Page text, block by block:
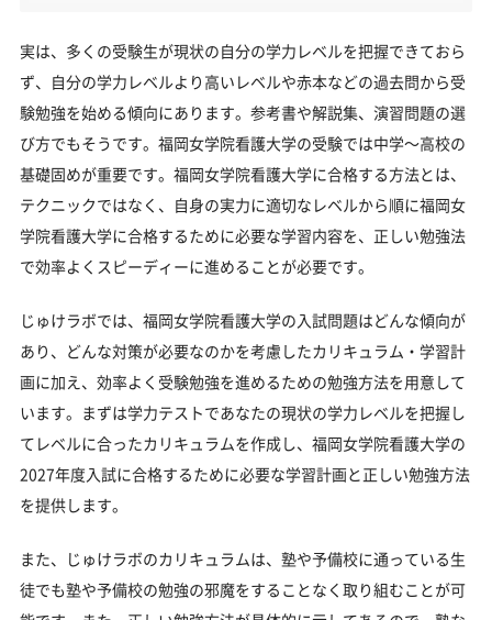
実は、多くの受験生が現状の自分の学力レベルを把握できておら
ず、自分の学力レベルより高いレベルや赤本などの過去問から受
験勉強を始める傾向にあります。参考書や解説集、演習問題の選
び方でもそうです。福岡女学院看護大学の受験では中学～高校の
基礎固めが重要です。福岡女学院看護大学に合格する方法とは、
テクニックではなく、自身の実力に適切なレベルから順に福岡女
学院看護大学に合格するために必要な学習内容を、正しい勉強法
で効率よくスピーディーに進めることが必要です。
じゅけラボでは、福岡女学院看護大学の入試問題はどんな傾向が
あり、どんな対策が必要なのかを考慮したカリキュラム・学習計
画に加え、効率よく受験勉強を進めるための勉強方法を用意して
います。まずは学力テストであなたの現状の学力レベルを把握し
てレベルに合ったカリキュラムを作成し、福岡女学院看護大学の
2027年度入試に合格するために必要な学習計画と正しい勉強方法
を提供します。
また、じゅけラボのカリキュラムは、塾や予備校に通っている生
徒でも塾や予備校の勉強の邪魔をすることなく取り組むことが可